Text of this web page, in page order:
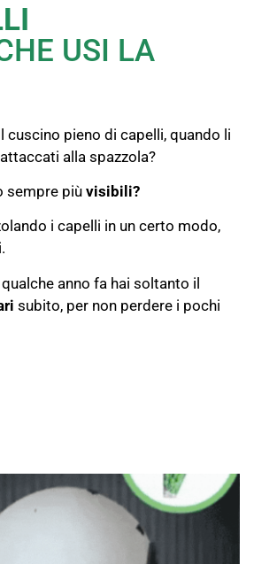
USI LA
cuscino pieno di capelli, quando li
alla spazzola?
sempre più visibili?
i capelli in un certo modo,
anno fa hai soltanto il
subito, per non perdere i pochi